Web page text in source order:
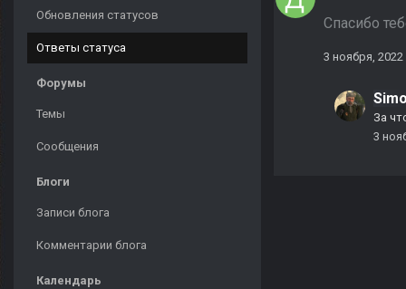
Обновления статусов
Ответы статуса
Форумы
Темы
Сообщения
Блоги
Записи блога
Комментарии блога
Календарь
Спасибо
3 ноября, 2022
За
3